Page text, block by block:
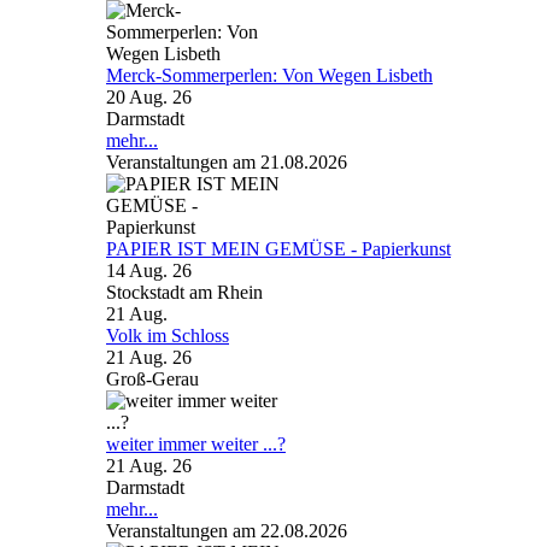
Merck-Sommerperlen: Von Wegen Lisbeth
20 Aug. 26
Darmstadt
mehr...
Veranstaltungen am 21.08.2026
PAPIER IST MEIN GEMÜSE - Papierkunst
14 Aug. 26
Stockstadt am Rhein
21 Aug.
Volk im Schloss
21 Aug. 26
Groß-Gerau
weiter immer weiter ...?
21 Aug. 26
Darmstadt
mehr...
Veranstaltungen am 22.08.2026